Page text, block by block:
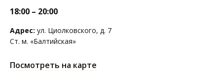
18:00 – 20:00
Адрес: ул. Циолковского, д. 7
Ст. м. «Балтийская»
Посмотреть на карте